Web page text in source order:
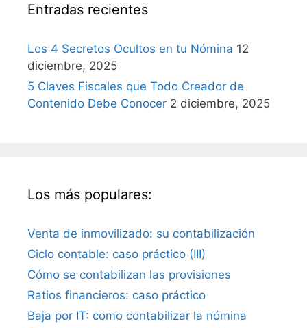
Entradas recientes
Los 4 Secretos Ocultos en tu Nómina 12
diciembre, 2025
5 Claves Fiscales que Todo Creador de
Contenido Debe Conocer 2 diciembre, 2025
Los más populares:
Venta de inmovilizado: su contabilización
Ciclo contable: caso práctico (III)
Cómo se contabilizan las provisiones
Ratios financieros: caso práctico
Baja por IT: como contabilizar la nómina